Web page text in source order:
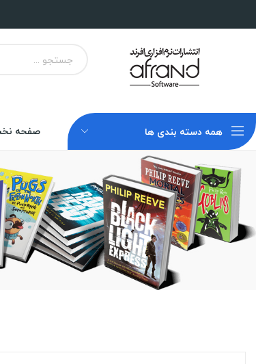
همه دسته بندی ها صفحه